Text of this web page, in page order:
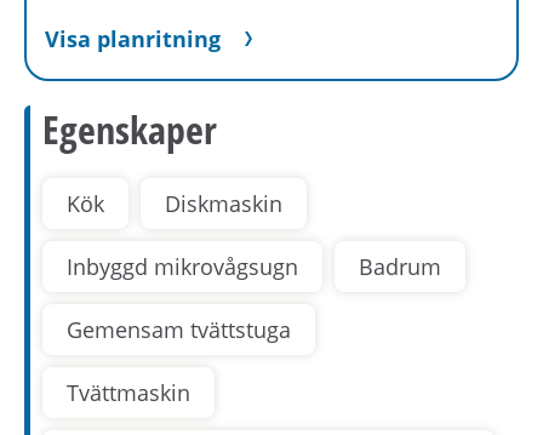
Visa planritning
Egenskaper
Kök Diskmaskin
Inbyggd mikrovågsugn Badrum
Gemensam tvättstuga
Tvättmaskin